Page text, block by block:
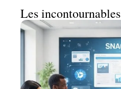
Les incontournables